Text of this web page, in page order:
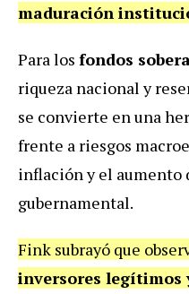
maduración
Para los fondos
riqueza nacional y
se convierte en una
frente a riesgos
inflación y el aumento
gubernamental.
Fink subrayó que
inversores legítimos